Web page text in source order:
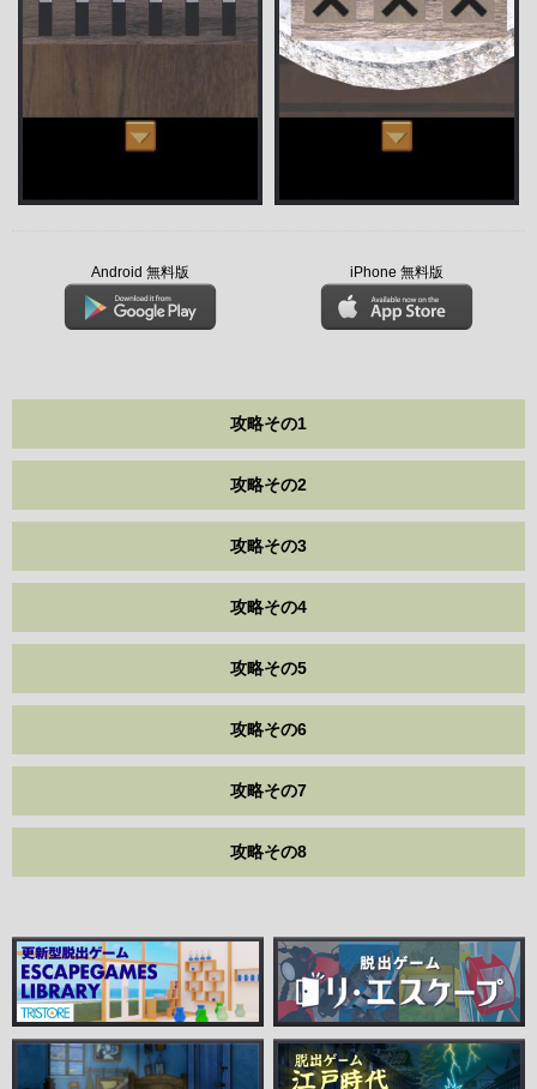
Android 無料版 iPhone 無料版
攻略その1
攻略その2
攻略その3
攻略その4
攻略その5
攻略その6
攻略その7
攻略その8